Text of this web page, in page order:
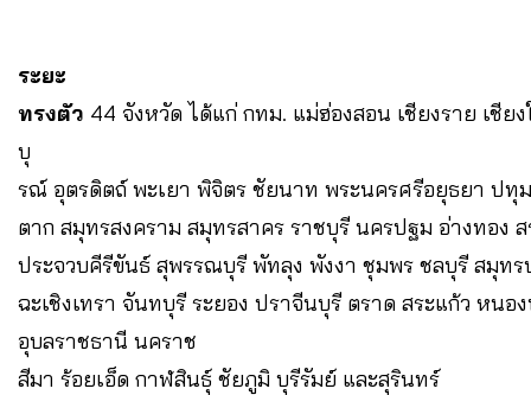
ระยะ
ทรงตัว 44 จังหวัด ได้แก่ กทม. แม่ฮ่องสอน เชียงราย เชีย
บุ
รณ์ อุตรดิตถ์ พะเยา พิจิตร ชัยนาท พระนครศรีอยุธยา ปทุ
ตาก สมุทรสงคราม สมุทรสาคร ราชบุรี นครปฐม อ่างทอง ส
ประจวบคีรีขันธ์ สุพรรณบุรี พัทลุง พังงา ชุมพร ชลบุรี สมุทร
ฉะเชิงเทรา จันทบุรี ระยอง ปราจีนบุรี ตราด สระแก้ว หนอ
อุบลราชธานี นคราช
สีมา ร้อยเอ็ด กาฬสินธุ์ ชัยภูมิ บุรีรัมย์ และสุรินทร์